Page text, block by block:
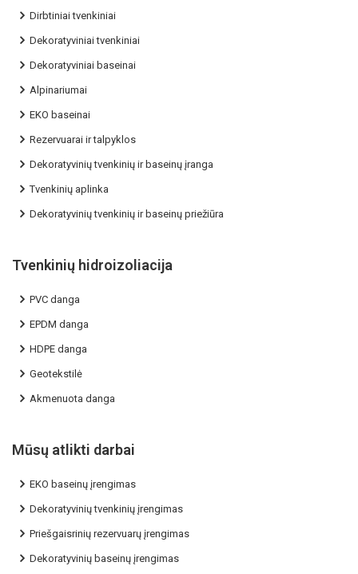
Dirbtiniai tvenkiniai
Dekoratyviniai tvenkiniai
Dekoratyviniai baseinai
Alpinariumai
EKO baseinai
Rezervuarai ir talpyklos
Dekoratyvinių tvenkinių ir baseinų įranga
Tvenkinių aplinka
Dekoratyvinių tvenkinių ir baseinų priežiūra
Tvenkinių hidroizoliacija
PVC danga
EPDM danga
HDPE danga
Geotekstilė
Akmenuota danga
Mūsų atlikti darbai
EKO baseinų įrengimas
Dekoratyvinių tvenkinių įrengimas
Priešgaisrinių rezervuarų įrengimas
Dekoratyvinių baseinų įrengimas